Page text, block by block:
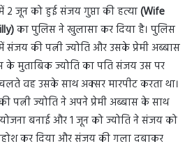
में 2 जून को हुई संजय गुप्ता की हत्या(Wife
का पुलिस ने खुलासा कर दिया है। पुलिस
की पत्नी ज्योति और उसके प्रेमी अब्बास
के मुताबिक ज्योति का पति संजय उस पर
वह उसके साथ अक्सर मारपीट करता था।
ज्योति ने अपने प्रेमी अब्बास के साथ
बनाई और 1 जून को ज्योति ने संजय को
कर दिया और संजय की गला दबाकर